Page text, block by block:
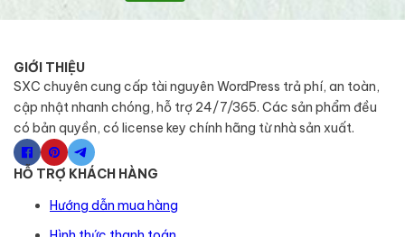
GIỚI THIỆU
SXC chuyên cung cấp tài nguyên WordPress trả phí, an toàn,
cập nhật nhanh chóng, hỗ trợ 24/7/365. Các sản phẩm đều
có bản quyền, có license key chính hãng từ nhà sản xuất.
HỖ TRỢ KHÁCH HÀNG
Hướng dẫn mua hàng